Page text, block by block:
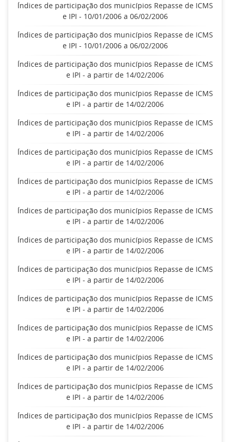
Índices de participação dos municípios Repasse de ICMS
e IPI - 10/01/2006 a 06/02/2006
Índices de participação dos municípios Repasse de ICMS
e IPI - 10/01/2006 a 06/02/2006
Índices de participação dos municípios Repasse de ICMS
e IPI - a partir de 14/02/2006
Índices de participação dos municípios Repasse de ICMS
e IPI - a partir de 14/02/2006
Índices de participação dos municípios Repasse de ICMS
e IPI - a partir de 14/02/2006
Índices de participação dos municípios Repasse de ICMS
e IPI - a partir de 14/02/2006
Índices de participação dos municípios Repasse de ICMS
e IPI - a partir de 14/02/2006
Índices de participação dos municípios Repasse de ICMS
e IPI - a partir de 14/02/2006
Índices de participação dos municípios Repasse de ICMS
e IPI - a partir de 14/02/2006
Índices de participação dos municípios Repasse de ICMS
e IPI - a partir de 14/02/2006
Índices de participação dos municípios Repasse de ICMS
e IPI - a partir de 14/02/2006
Índices de participação dos municípios Repasse de ICMS
e IPI - a partir de 14/02/2006
Índices de participação dos municípios Repasse de ICMS
e IPI - a partir de 14/02/2006
Índices de participação dos municípios Repasse de ICMS
e IPI - a partir de 14/02/2006
Índices de participação dos municípios Repasse de ICMS
e IPI - a partir de 14/02/2006